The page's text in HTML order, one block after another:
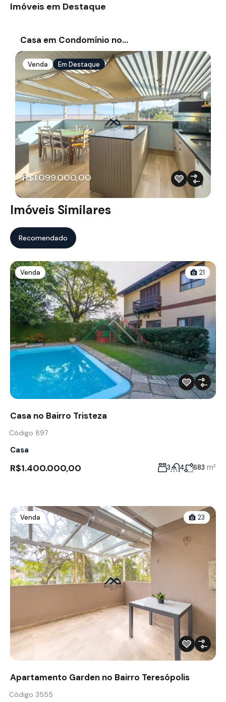
Imóveis em Destaque
Casa em Condomínio no…
Venda Em Destaque
R$1.099.000,00
Imóveis Similares
Recomendado
Venda 21
Casa no Bairro Tristeza
Código 897
Casa
R$1.400.000,00 3 4 683 m²
Venda 23
Apartamento Garden no Bairro Teresópolis
Código 3555